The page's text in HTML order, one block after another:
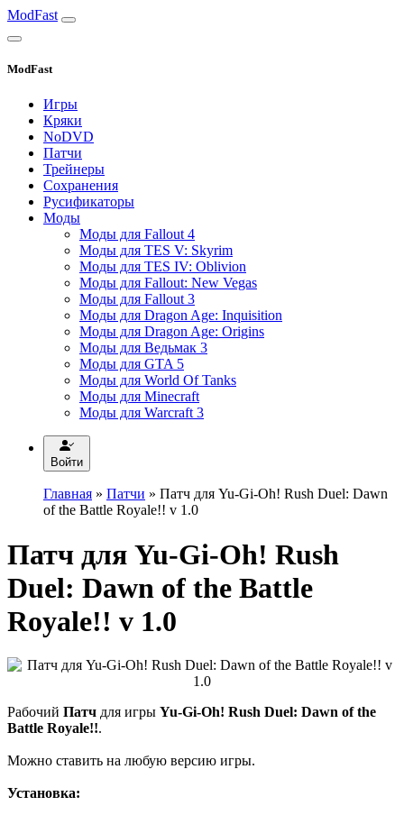
ModFast
ModFast
Игры
Кряки
NoDVD
Патчи
Трейнеры
Сохранения
Русификаторы
Моды
Моды для Fallout 4
Моды для TES V: Skyrim
Моды для TES IV: Oblivion
Моды для Fallout: New Vegas
Моды для Fallout 3
Моды для Dragon Age: Inquisition
Моды для Dragon Age: Origins
Моды для Ведьмак 3
Моды для GTA 5
Моды для World Of Tanks
Моды для Minecraft
Моды для Warcraft 3
Войти
Главная » Патчи » Патч для Yu-Gi-Oh! Rush Duel: Dawn
of the Battle Royale!! v 1.0
Патч для Yu-Gi-Oh! Rush
Duel: Dawn of the Battle
Royale!! v 1.0
Рабочий Патч для игры Yu-Gi-Oh! Rush Duel: Dawn of the
Battle Royale!!.
Можно ставить на любую версию игры.
Установка: